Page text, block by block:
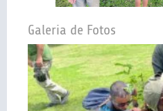
Galeria de Fotos